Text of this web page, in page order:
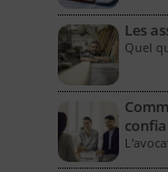
Les
Quel